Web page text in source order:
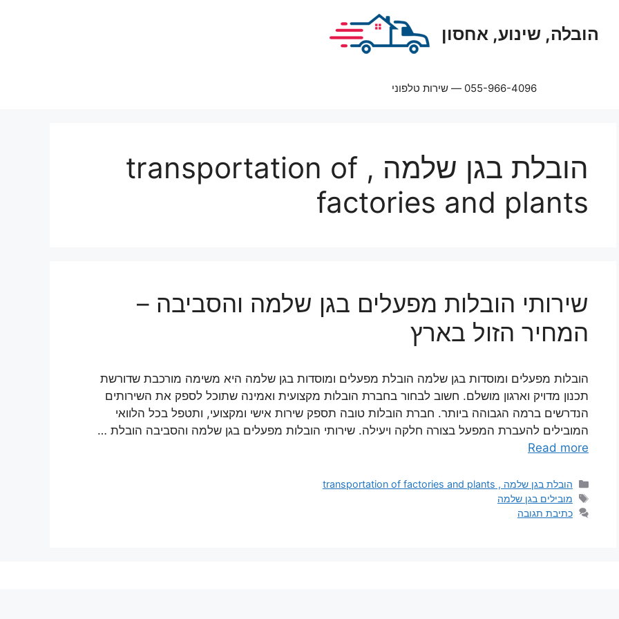
הובלה, שינוע, אחסון
055-966-4096 — שירות טלפוני
הובלת בגן שלמה , transportation of
factories and plants
שירותי הובלות מפעלים בגן שלמה והסביבה –
המחיר הזול בארץ
הובלות מפעלים ומוסדות בגן שלמה הובלת מפעלים ומוסדות בגן שלמה היא משימה מורכבת שדורשת
תכנון מדויק וארגון מושלם. חשוב לבחור בחברת הובלות מקצועית ואמינה שתוכל לספק את השירותים
הנדרשים ברמה הגבוהה ביותר. חברת הובלות טובה תספק שירות אישי ומקצועי, ותטפל בכל הלוואי
המובילים להעברת המפעל בצורה חלקה ויעילה. שירותי הובלות מפעלים בגן שלמה והסביבה הובלת …
Read more
קטגוריות
הובלת בגן שלמה , transportation of factories and plants
תגיות
מובילים בגן שלמה
כתיבת תגובה